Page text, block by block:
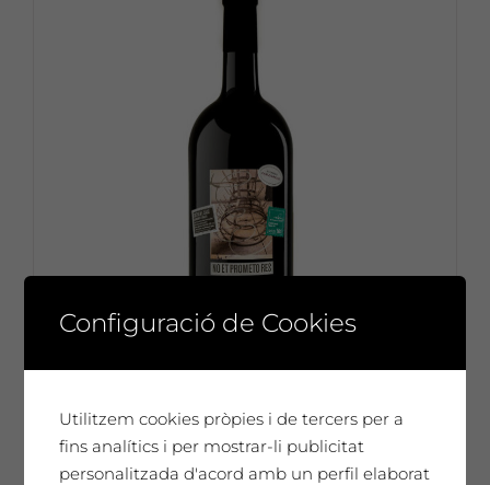
Carlos Pazos
Configuració de Cookies
Utilitzem cookies pròpies i de tercers per a
fins analítics i per mostrar-li publicitat
personalitzada d'acord amb un perfil elaborat